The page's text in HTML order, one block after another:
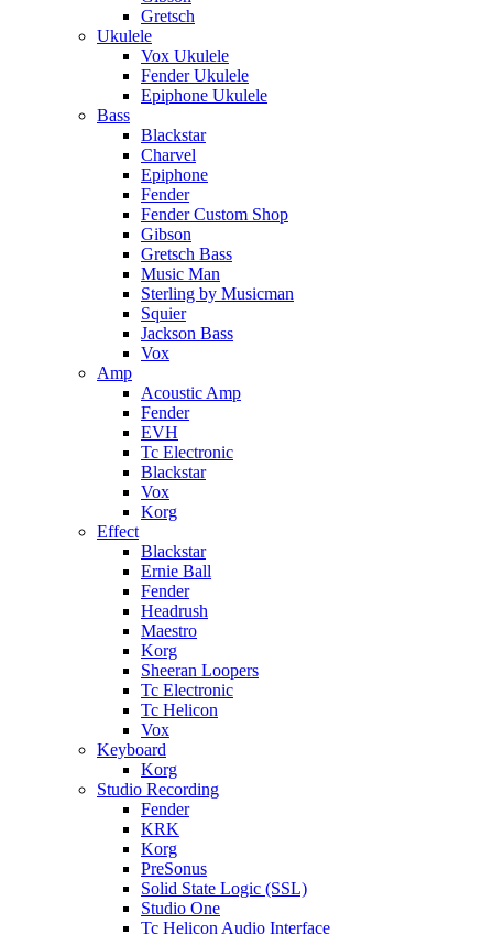
Gretsch
Ukulele
Vox Ukulele
Fender Ukulele
Epiphone Ukulele
Bass
Blackstar
Charvel
Epiphone
Fender
Fender Custom Shop
Gibson
Gretsch Bass
Music Man
Sterling by Musicman
Squier
Jackson Bass
Vox
Amp
Acoustic Amp
Fender
EVH
Tc Electronic
Blackstar
Vox
Korg
Effect
Blackstar
Ernie Ball
Fender
Headrush
Maestro
Korg
Sheeran Loopers
Tc Electronic
Tc Helicon
Vox
Keyboard
Korg
Studio Recording
Fender
KRK
Korg
PreSonus
Solid State Logic (SSL)
Studio One
Tc Helicon Audio Interface